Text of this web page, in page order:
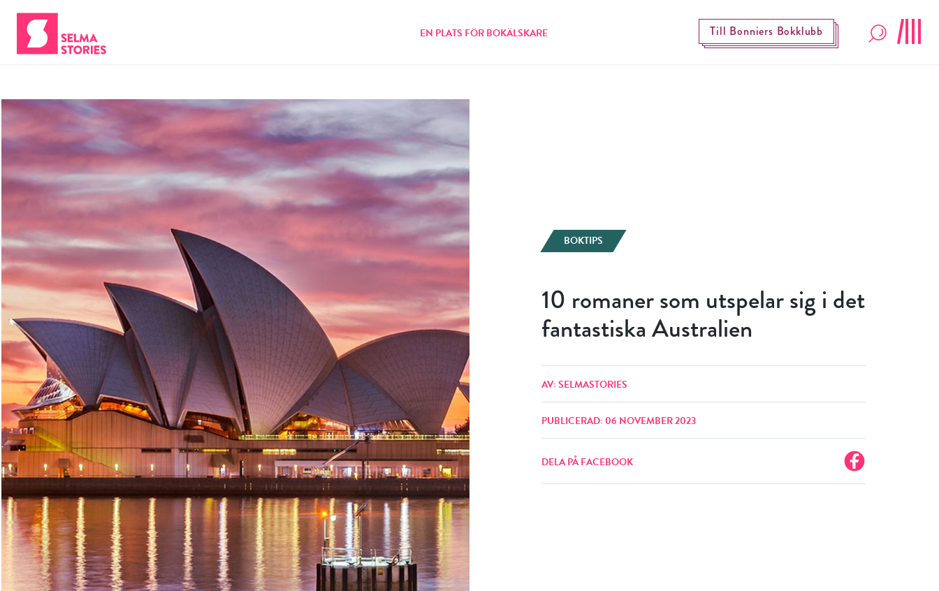
EN PLATS FÖR BOKÄLSKARE Till Bonniers Bokklubb
BOKTIPS
10 romaner som utspelar sig i det
fantastiska Australien
AV: SELMASTORIES
PUBLICERAD: 06 NOVEMBER 2023
DELA PÅ FACEBOOK